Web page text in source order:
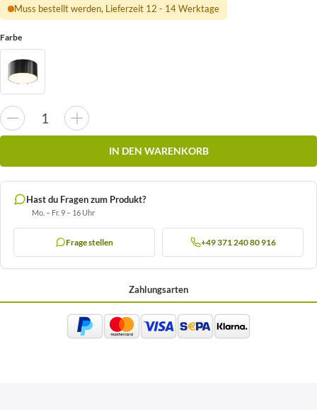
Muss bestellt werden, Lieferzeit 12 - 14 Werktage
Farbe
IN DEN WARENKORB
Hast du Fragen zum Produkt?
Mo. – Fr. 9 – 16 Uhr
Frage stellen +49 371 240 80 916
Zahlungsarten